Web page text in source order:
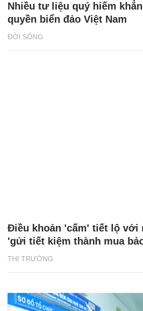
ĐỜI SỐNG
Nhiều tư liệu quý hiếm
quyền biển đảo Việt Nam
THỊ TRƯỜNG
Điều khoản 'cấm' tiết lộ với
'gửi tiết kiệm thành mua